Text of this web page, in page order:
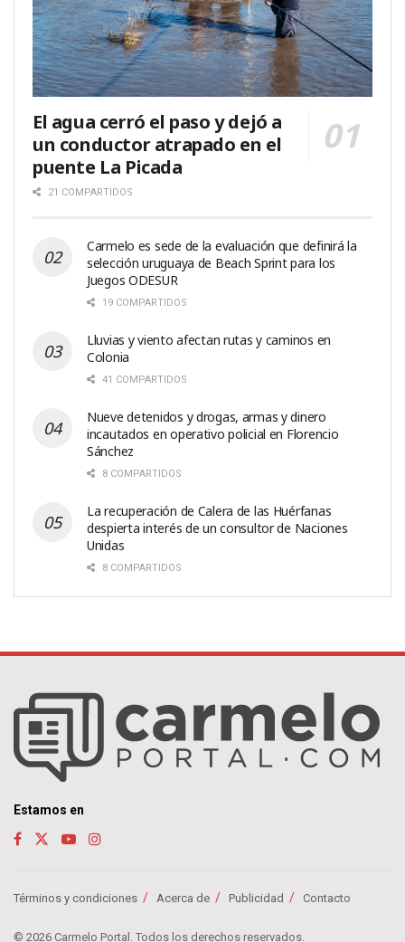
El agua cerró el paso y dejó a
un conductor atrapado en el
puente La Picada
21 COMPARTIDOS
Carmelo es sede de la evaluación que definirá la
selección uruguaya de Beach Sprint para los
Juegos ODESUR
19 COMPARTIDOS
Lluvias y viento afectan rutas y caminos en
Colonia
41 COMPARTIDOS
Nueve detenidos y drogas, armas y dinero
incautados en operativo policial en Florencio
Sánchez
8 COMPARTIDOS
La recuperación de Calera de las Huérfanas
despierta interés de un consultor de Naciones
Unidas
8 COMPARTIDOS
Estamos en
Términos y condiciones Acerca de Publicidad Contacto
© 2026 Carmelo Portal. Todos los derechos reservados.